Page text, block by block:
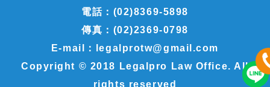
電話：(02)8369-5898
傳真：(02)2369-0798
E-mail：legalprotw@gmail.com
Copyright © 2018 Legalpro Law Office. All
rights reserved